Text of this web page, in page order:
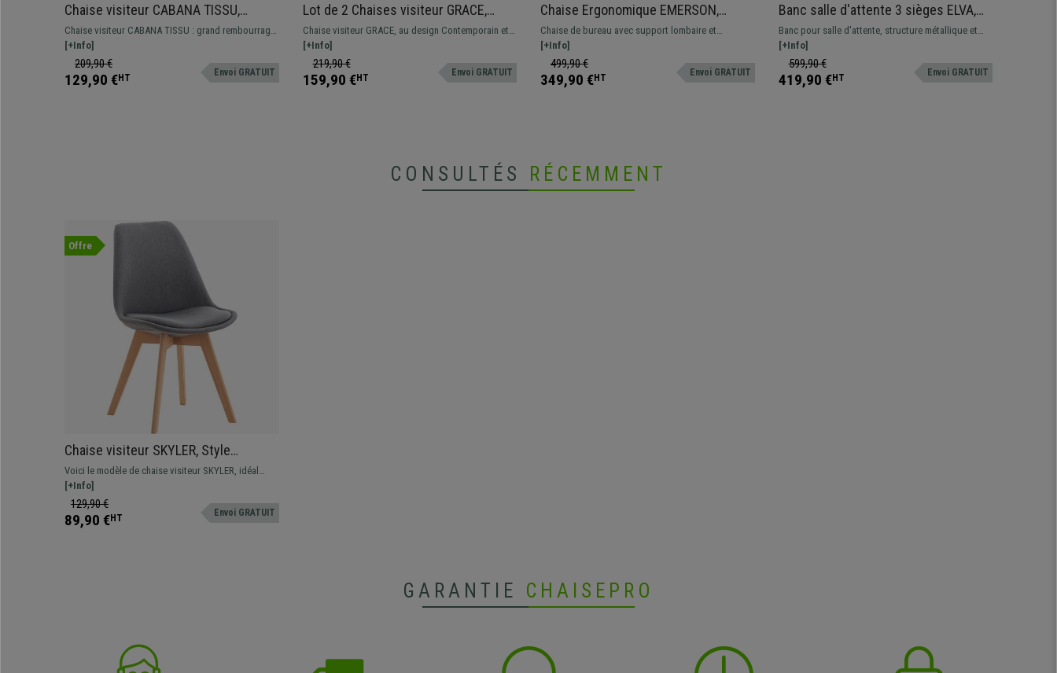
Chaise visiteur CABANA TISSU,
Design Moderne, Structure
Métallique, couleur Gris
Chaise visiteur CABANA TISSU : grand rembourrage
et design moderne alliés à une structure métallique
solide et durable. Vous serez conquis !
[+Info]
209,90 €
129,90 €HT Envoi GRATUIT
Lot de 2 Chaises visiteur GRACE,
Design Confortable et Elégant,
Piétement métallique, en Velours
Vert
Chaise visiteur GRACE, au design Contemporain et
Confortable.
[+Info]
219,90 €
159,90 €HT Envoi GRATUIT
Chaise Ergonomique EMERSON,
Support Lombaire, Sans Accoudoirs,
Dossier Ajustable, en Tissu, Vert
Chaise de bureau avec support lombaire et
inclinaison synchrone. Adaptée pour une utilisation
de 8h, revêtement en maille respirable et tissu
ignifuge
[+Info]
499,90 €
349,90 €HT Envoi GRATUIT
Banc salle d'attente 3 sièges ELVA,
Structure en Métal, Plastique Gris
Banc pour salle d'attente, structure métallique et
assises en plastique resistant. Très pratique et
résistant. Disponible en plusieurs coloris et
configurations
[+Info]
599,90 €
419,90 €HT Envoi GRATUIT
CONSULTÉS RÉCEMMENT
Offre
Chaise visiteur SKYLER, Style
Scandinave, Piétement en Bois de
Hêtre, en Tissu Gris Clair
Voici le modèle de chaise visiteur SKYLER, idéal
pour donner une touche d'élégance à votre pièce.
[+Info]
129,90 €
89,90 €HT Envoi GRATUIT
GARANTIE CHAISEPRO